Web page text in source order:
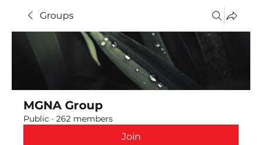
Groups
MGNA Group
Public · 262 members
Join